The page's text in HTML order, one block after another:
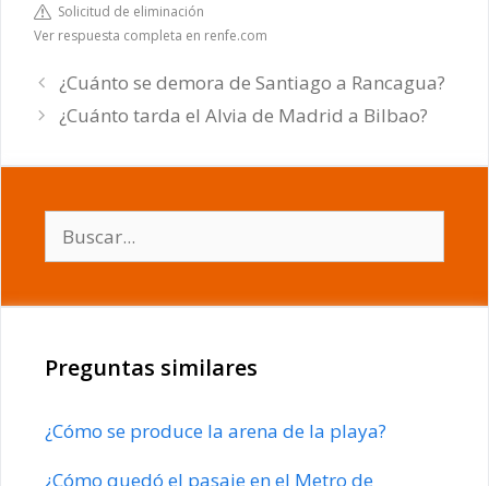
Solicitud de eliminación
Ver respuesta completa en renfe.com
¿Cuánto se demora de Santiago a Rancagua?
¿Cuánto tarda el Alvia de Madrid a Bilbao?
Preguntas similares
¿Cómo se produce la arena de la playa?
¿Cómo quedó el pasaje en el Metro de